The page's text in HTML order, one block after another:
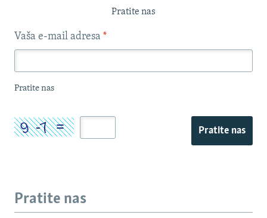
Pratite nas
Vaša e-mail adresa *
Pratite nas
Pratite nas
Pratite nas